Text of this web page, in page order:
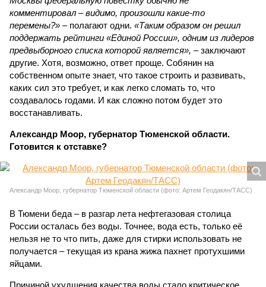
комментировал – видимо, произошли какие-то
перемены?» – полагают одни. «Таким образом он решил
поддержать рейтинги «Единой России», одним из лидеров
предвыборного списка которой является», – заключают
другие. Хотя, возможно, ответ проще. Собянин на
собственном опыте знает, что такое строить и развивать,
каких сил это требует, и как легко сломать то, что
создавалось годами. И как сложно потом будет это
восстанавливать.
Александр Моор, губернатор Тюменской области.
Готовится к отставке?
Александр Моор, губернатор Тюменской области (фото: Артем Геодакян/ТАСС)
В Тюмени беда – в разгар лета нефтегазовая столица
России осталась без воды. Точнее, вода есть, только её
нельзя не то что пить, даже для стирки использовать не
получается – текущая из крана жижа пахнет протухшими
яйцами.
Причиной ухудшения качества воды стало критическое